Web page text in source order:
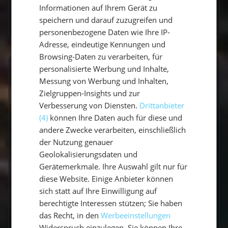
Außenborder
Seemeilenbestätigung auf Wunsch
Nicht enthalten
Bordkasse für Nebenkosten vor Ort –
Verpflegung, Diesel, Nationalparks,
Hafengebühren etc. (200-300€ p.P.)
Flüge & Transport zur Marina
Selbstbeteiligung an der Kaution (100€ bei
Monohul, 200€ bei Katamaran und
Ausbildungstörns)
Verpflegung des Skippers (wird aus der
Bordkasse bezahlt)
Kurtaxe
Nationalparkgebühren
Informationen auf Ihrem Gerät zu
speichern und darauf zuzugreifen und
personenbezogene Daten wie Ihre IP-
Adresse, eindeutige Kennungen und
Browsing-Daten zu verarbeiten, für
personalisierte Werbung und Inhalte,
Messung von Werbung und Inhalten,
Zielgruppen-Insights und zur
Verbesserung von Diensten. Drittanbieter
(4) können Ihre Daten auch für diese und
andere Zwecke verarbeiten, einschließlich
der Nutzung genauer
Geolokalisierungsdaten und
Gerätemerkmale. Ihre Auswahl gilt nur für
diese Website. Einige Anbieter können
sich statt auf Ihre Einwilligung auf
berechtigte Interessen stützen; Sie haben
das Recht, in denWerbeeinstellungen